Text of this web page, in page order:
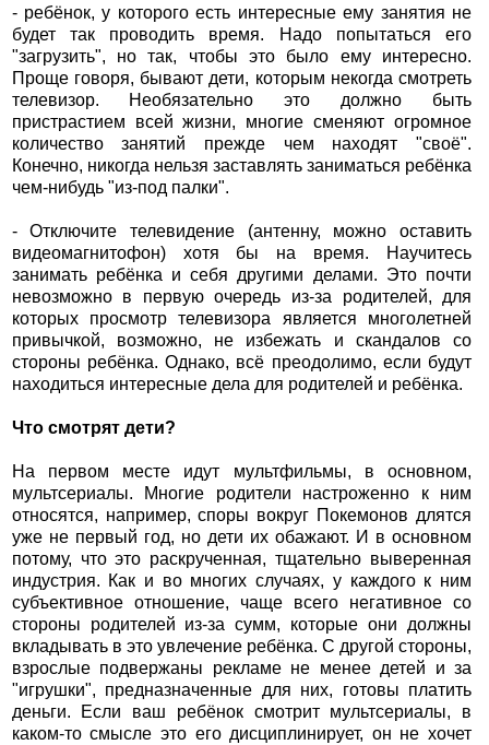
- ребёнок, у которого есть интересные ему занятия не
будет так проводить время. Надо попытаться его
"загрузить", но так, чтобы это было ему интересно.
Проще говоря, бывают дети, которым некогда смотреть
телевизор. Необязательно это должно быть
пристрастием всей жизни, многие сменяют огромное
количество занятий прежде чем находят "своё".
Конечно, никогда нельзя заставлять заниматься ребёнка
чем-нибудь "из-под палки".
- Отключите телевидение (антенну, можно оставить
видеомагнитофон) хотя бы на время. Научитесь
занимать ребёнка и себя другими делами. Это почти
невозможно в первую очередь из-за родителей, для
которых просмотр телевизора является многолетней
привычкой, возможно, не избежать и скандалов со
стороны ребёнка. Однако, всё преодолимо, если будут
находиться интересные дела для родителей и ребёнка.
Что смотрят дети?
На первом месте идут мультфильмы, в основном,
мультсериалы. Многие родители настроженно к ним
относятся, например, споры вокруг Покемонов длятся
уже не первый год, но дети их обажают. И в основном
потому, что это раскрученная, тщательно выверенная
индустрия. Как и во многих случаях, у каждого к ним
субъективное отношение, чаще всего негативное со
стороны родителей из-за сумм, которые они должны
вкладывать в это увлечение ребёнка. С другой стороны,
взрослые подвержаны рекламе не менее детей и за
"игрушки", предназначенные для них, готовы платить
деньги. Если ваш ребёнок смотрит мультсериалы, в
каком-то смысле это его дисциплинирует, он не хочет